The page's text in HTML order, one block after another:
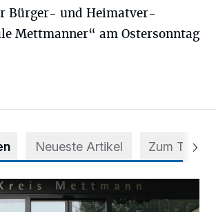
Bürger- und Heimatver-
Mettmanner“ am Ostersonntag
Neueste Artikel Zum Thema
in fünf Berufen